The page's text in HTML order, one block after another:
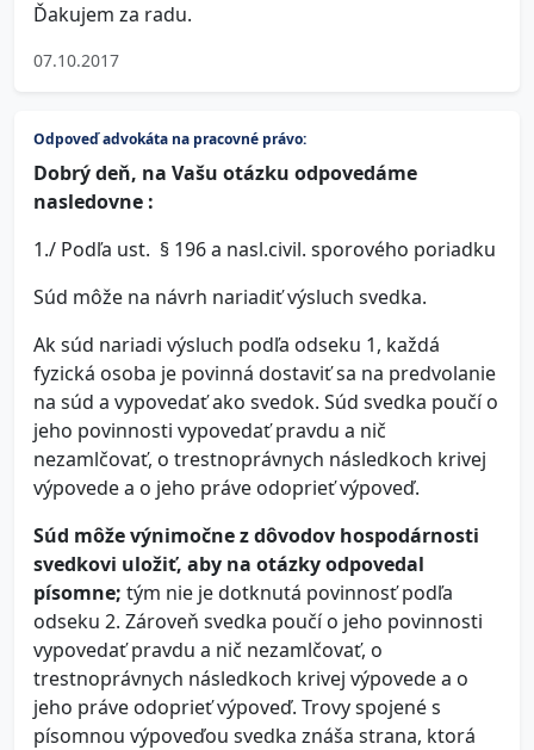
Ďakujem za radu.
07.10.2017
Odpoveď advokáta na pracovné právo:
Dobrý deň, na Vašu otázku odpovedáme
nasledovne :
1./ Podľa ust. § 196 a nasl.civil. sporového poriadku
Súd môže na návrh nariadiť výsluch svedka.
Ak súd nariadi výsluch podľa odseku 1, každá
fyzická osoba je povinná dostaviť sa na predvolanie
na súd a vypovedať ako svedok. Súd svedka poučí o
jeho povinnosti vypovedať pravdu a nič
nezamlčovať, o trestnoprávnych následkoch krivej
výpovede a o jeho práve odoprieť výpoveď.
Súd môže výnimočne z dôvodov hospodárnosti
svedkovi uložiť, aby na otázky odpovedal
písomne; tým nie je dotknutá povinnosť podľa
odseku 2. Zároveň svedka poučí o jeho povinnosti
vypovedať pravdu a nič nezamlčovať, o
trestnoprávnych následkoch krivej výpovede a o
jeho práve odoprieť výpoveď. Trovy spojené s
písomnou výpoveďou svedka znáša strana, ktorá